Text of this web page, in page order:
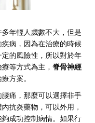
年輕人歲數不大，但是
病，因為在治療的時候
定的風險性，所以對於年
等方式為主，脊骨神經
方案。
痛，那麼可以選擇非手
抗炎藥物，可以外用，
成功控制病情。如果行